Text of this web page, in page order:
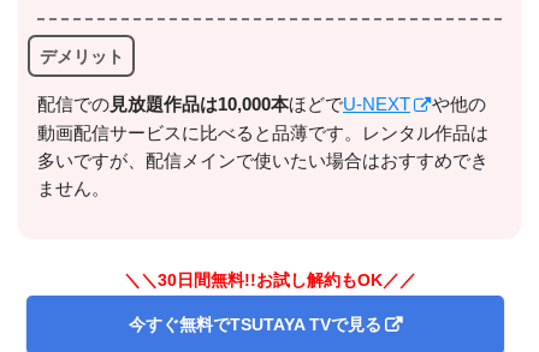
出典: U-NEXTヘルプセンター
デメリット
配信での⾒放題作品は10,000本ほどでU-NEXT
や他の
動画配信サービスに比べると品薄です。レンタル作品は
多いですが、配信メインで使いたい場合はおすすめでき
ません。
＼＼30日間無料!!お試し解約もOK／／
今すぐ無料でTSUTAYA TVで見る